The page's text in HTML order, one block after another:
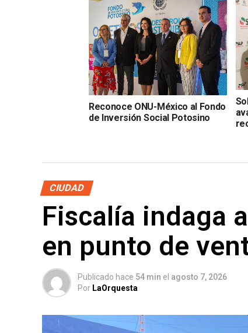
Reconoce ONU-México al Fondo
de Inversión Social Potosino
CIUDAD
Fiscalía indaga
en punto de
Publicado hace 54 min el agosto 7, 2026
Por LaOrquesta